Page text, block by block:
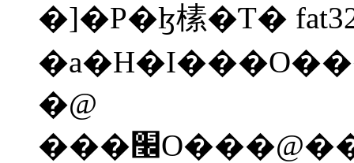
�]�P�ɮ榡�Ƭ�
�@
���׬O���@�� filesystem